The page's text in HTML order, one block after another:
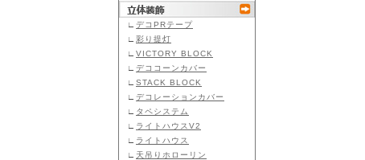
∟ デコPRテープ
∟ 彩り提灯
∟ VICTORY BLOCK
∟ デココーンカバー
∟ STACK BLOCK
∟ デコレーションカバー
∟ タペシステム
∟ ライトハウスV2
∟ ライトハウス
∟ 天吊りホローリン